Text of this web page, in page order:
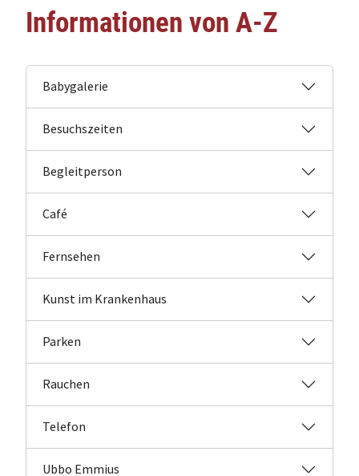
Informationen von A-Z
Babygalerie
Besuchszeiten
Begleitperson
Café
Fernsehen
Kunst im Krankenhaus
Parken
Rauchen
Telefon
Ubbo Emmius